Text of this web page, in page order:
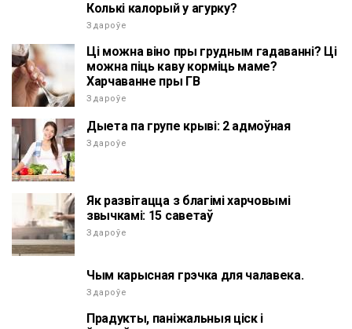
Колькі калорый у агурку?
Здароўе
Ці можна віно пры грудным гадаванні? Ці
можна піць каву корміць маме?
Харчаванне пры ГВ
Здароўе
Дыета па групе крыві: 2 адмоўная
Здароўе
Як развітацца з благімі харчовымі
звычкамі: 15 саветаў
Здароўе
Чым карысная грэчка для чалавека.
Здароўе
Прадукты, паніжальныя ціск і